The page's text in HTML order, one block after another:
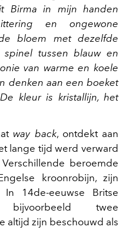
Birma in mijn handen
en ongewone
bloem met dezelfde
tussen blauw en
van warme en koele
denken aan een boeket
kleur is kristallijn, het
way back, ontdekt aan
lange tijd werd verward
beroemde
kroonrobijn, zijn
14de-eeuwse Britse
bijvoorbeeld twee
altijd zijn beschouwd als